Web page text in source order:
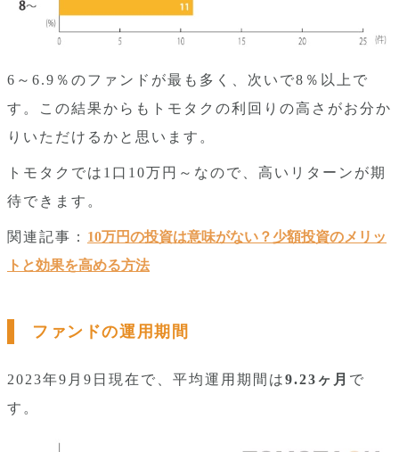
6～6.9％のファンドが最も多く、次いで8％以上で
す。この結果からもトモタクの利回りの高さがお分か
りいただけるかと思います。
トモタクでは1口10万円～なので、高いリターンが期
待できます。
関連記事： 10万円の投資は意味がない？少額投資のメリッ
トと効果を高める方法
ファンドの運用期間
2023年9月9日現在で、平均運用期間は9.23ヶ月 で
す。